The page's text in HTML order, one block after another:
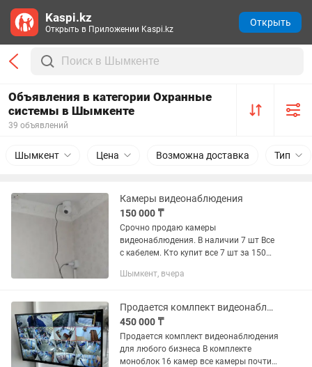
Объявления в категории Охранные
системы в Шымкенте
39 объявлений
Шымкент Цена Возможна доставка Тип
Камеры видеонаблюдения
150 000 ₸
Срочно продаю камеры
видеонаблюдения. В наличии 7 шт Все
с кабелем. Кто купит все 7 шт за 150
Шымкент, вчера
Продается комлпект видеонаблюдения
450 000 ₸
Продается комплект видеонаблюдения
для любого бизнеса В комплекте
моноблок 16 камер все камеры почти
Kaspi.kz
Открыть в Приложении Kaspi.kz
Открыть